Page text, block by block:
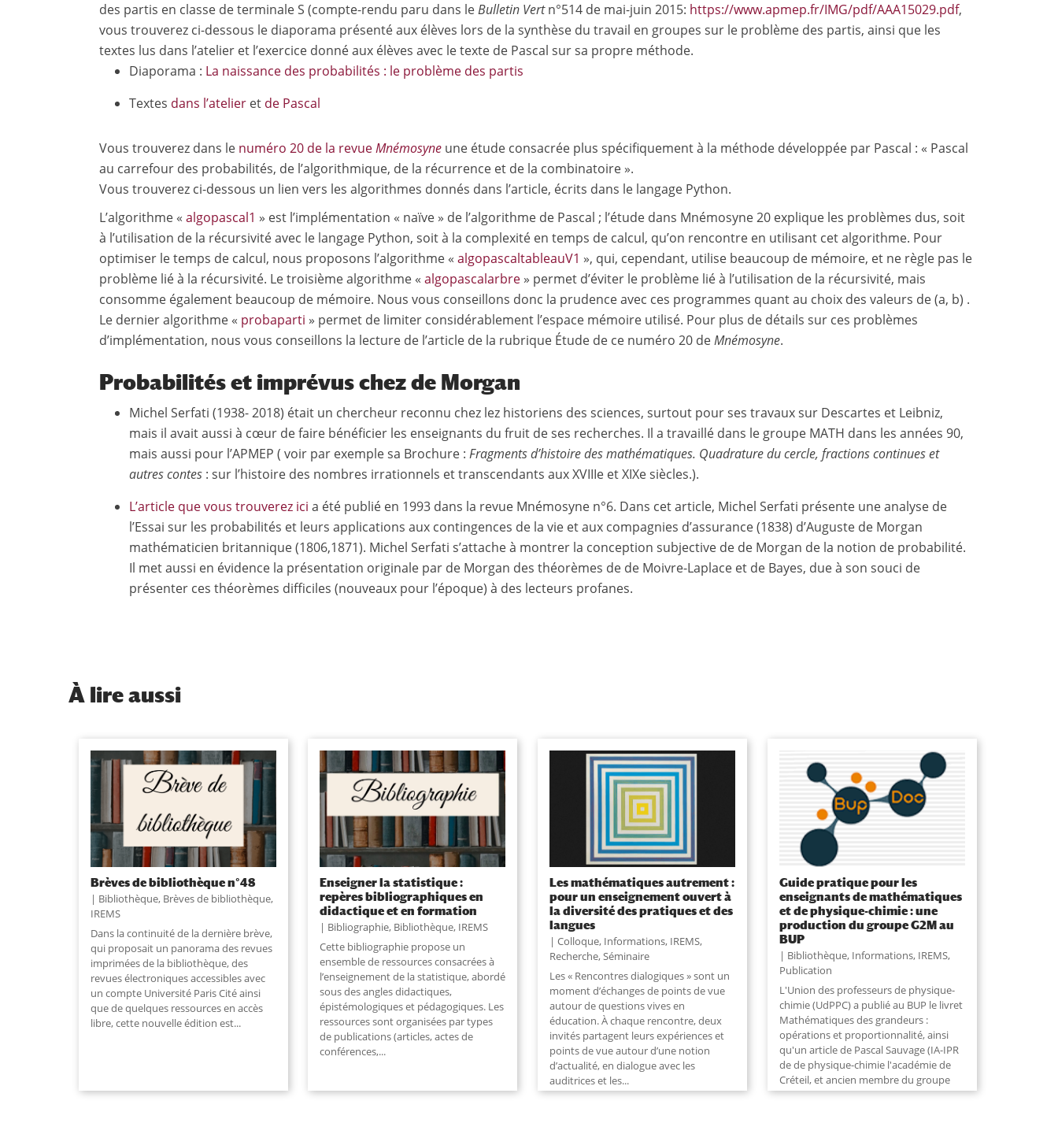
des partis en classe de terminale S (compte-rendu paru dans leBulletin Vertn°514 de mai-juin 2015: https://www.apmep.fr/IMG/pdf/AAA15029.pdf,
vous trouverez ci-dessous le diaporama présenté aux élèves lors de la synthèse du travail en groupes sur le problème des partis, ainsi que les
textes lus dans l’atelier et l’exercice donné aux élèves avec le texte de Pascal sur sa propre méthode.
Diaporama : La naissance des probabilités : le problème des partis
Textes dans l’atelier et de Pascal
Vous trouverez dans le numéro 20 de la revueMnémosyne une étude consacrée plus spécifiquement à la méthode développée par Pascal : « Pascal
au carrefour des probabilités, de l’algorithmique, de la récurrence et de la combinatoire ».
Vous trouverez ci-dessous un lien vers les algorithmes donnés dans l’article, écrits dans le langage Python.
L’algorithme « algopascal1 » est l’implémentation « naïve » de l’algorithme de Pascal ; l’étude dans Mnémosyne 20 explique les problèmes dus, soit
à l’utilisation de la récursivité avec le langage Python, soit à la complexité en temps de calcul, qu’on rencontre en utilisant cet algorithme. Pour
optimiser le temps de calcul, nous proposons l’algorithme « algopascaltableauV1 », qui, cependant, utilise beaucoup de mémoire, et ne règle pas le
problème lié à la récursivité. Le troisième algorithme « algopascalarbre » permet d’éviter le problème lié à l’utilisation de la récursivité, mais
consomme également beaucoup de mémoire. Nous vous conseillons donc la prudence avec ces programmes quant au choix des valeurs de (a, b) .
Le dernier algorithme « probaparti » permet de limiter considérablement l’espace mémoire utilisé. Pour plus de détails sur ces problèmes
d’implémentation, nous vous conseillons la lecture de l’article de la rubrique Étude de ce numéro 20 deMnémosyne.
Probabilités et imprévus chez de Morgan
Michel Serfati (1938- 2018) était un chercheur reconnu chez lez historiens des sciences, surtout pour ses travaux sur Descartes et Leibniz,
mais il avait aussi à cœur de faire bénéficier les enseignants du fruit de ses recherches. Il a travaillé dans le groupe MATH dans les années 90,
mais aussi pour l’APMEP ( voir par exemple sa Brochure : Fragments d’histoire des mathématiques. Quadrature du cercle, fractions continues et
autres contes : sur l’histoire des nombres irrationnels et transcendants aux XVIIIe et XIXe siècles.).
L’article que vous trouverez ici a été publié en 1993 dans la revue Mnémosyne n°6. Dans cet article, Michel Serfati présente une analyse de
l’Essai sur les probabilités et leurs applications aux contingences de la vie et aux compagnies d’assurance (1838) d’Auguste de Morgan
mathématicien britannique (1806,1871). Michel Serfati s’attache à montrer la conception subjective de de Morgan de la notion de probabilité.
Il met aussi en évidence la présentation originale par de Morgan des théorèmes de de Moivre-Laplace et de Bayes, due à son souci de
présenter ces théorèmes difficiles (nouveaux pour l’époque) à des lecteurs profanes.
À lire aussi
Brèves de bibliothèque n°48
Bibliothèque, Brèves de bibliothèque,
IREMS
Dans la continuité de la dernière brève,
qui proposait un panorama des revues
imprimées de la bibliothèque, des
revues électroniques accessibles avec
un compte Université Paris Cité ainsi
que de quelques ressources en accès
libre, cette nouvelle édition est...
Enseigner la statistique :
repères bibliographiques en
didactique et en formation
Bibliographie, Bibliothèque, IREMS
Cette bibliographie propose un
ensemble de ressources consacrées à
l’enseignement de la statistique, abordé
sous des angles didactiques,
épistémologiques et pédagogiques. Les
ressources sont organisées par types
de publications (articles, actes de
conférences,...
Les mathématiques autrement :
pour un enseignement ouvert à
la diversité des pratiques et des
langues
Colloque, Informations, IREMS,
Recherche,Séminaire
Les « Rencontres dialogiques » sont un
moment d’échanges de points de vue
autour de questions vives en
éducation. À chaque rencontre, deux
invités partagent leurs expériences et
points de vue autour d’une notion
d’actualité, en dialogue avec les
auditrices et les...
Guide pratique pour les
enseignants de mathématiques
et de physique-chimie : une
production du groupe G2M au
BUP
Bibliothèque, Informations, IREMS,
Publication
L'Union des professeurs de physique-
chimie (UdPPC) a publié au BUP le livret
Mathématiques des grandeurs :
opérations et proportionnalité, ainsi
qu'un article de Pascal Sauvage (IA-IPR
de de physique-chimie l'académie de
Créteil, et ancien membre du groupe
G2M de...